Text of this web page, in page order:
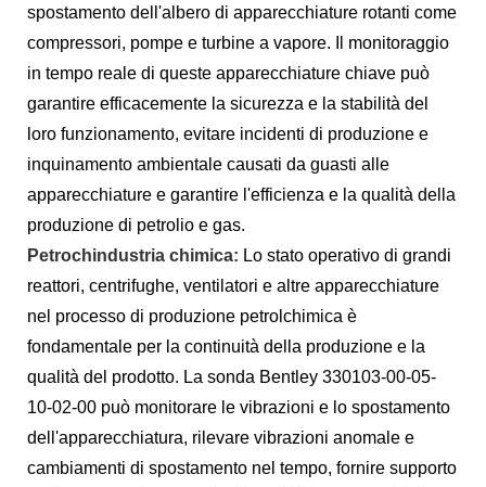
spostamento dell'albero di apparecchiature rotanti come
compressori, pompe e turbine a vapore. Il monitoraggio
in tempo reale di queste apparecchiature chiave può
garantire efficacemente la sicurezza e la stabilità del
loro funzionamento, evitare incidenti di produzione e
inquinamento ambientale causati da guasti alle
apparecchiature e garantire l'efficienza e la qualità della
produzione di petrolio e gas.
Petrochindustria chimica: Lo stato operativo di grandi
reattori, centrifughe, ventilatori e altre apparecchiature
nel processo di produzione petrolchimica è
fondamentale per la continuità della produzione e la
qualità del prodotto. La sonda Bentley 330103-00-05-
10-02-00 può monitorare le vibrazioni e lo spostamento
dell'apparecchiatura, rilevare vibrazioni anomale e
cambiamenti di spostamento nel tempo, fornire supporto